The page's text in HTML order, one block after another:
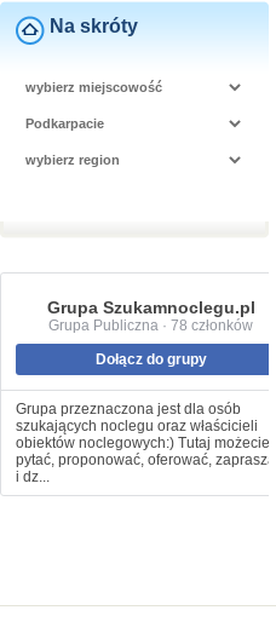
Na skróty
Grupa Szukamnoclegu.pl
Grupa Publiczna · 78 członków
Dołącz do grupy
Grupa przeznaczona jest dla osób
szukających noclegu oraz właścicieli
obiektów noclegowych:) Tutaj możecie
pytać, proponować, oferować, zapraszać
i dz...